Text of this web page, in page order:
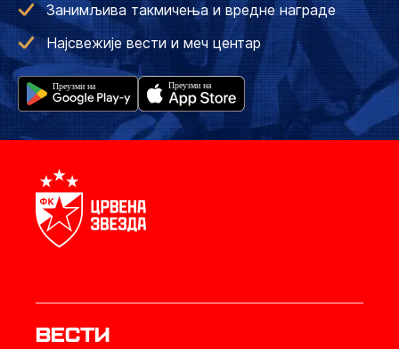
Занимљива такмичења и вредне награде
Најсвежије вести и меч центар
Вести